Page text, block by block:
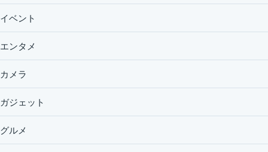
イベント
エンタメ
カメラ
ガジェット
グルメ